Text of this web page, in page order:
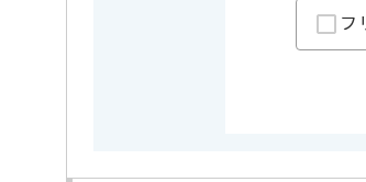
FAQシステム搭載型SaaS開発を行
フ